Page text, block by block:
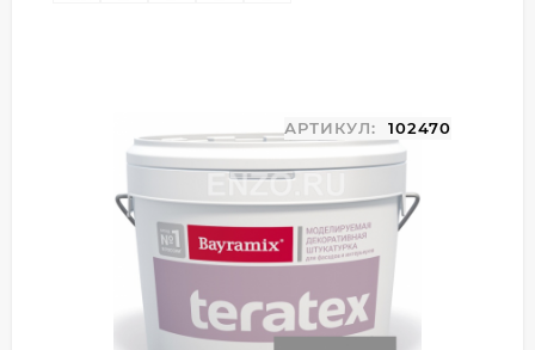
АРТИКУЛ: 102470